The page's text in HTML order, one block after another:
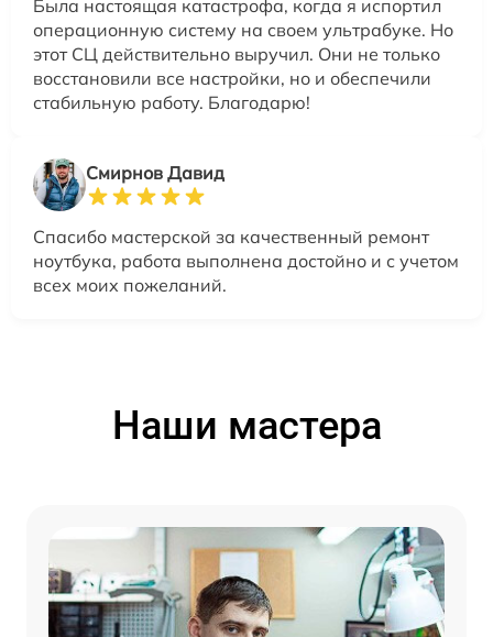
Была настоящая катастрофа, когда я испортил
операционную систему на своем ультрабуке. Но
этот СЦ действительно выручил. Они не только
восстановили все настройки, но и обеспечили
стабильную работу. Благодарю!
Смирнов Давид
Спасибо мастерской за качественный ремонт
ноутбука, работа выполнена достойно и с учетом
всех моих пожеланий.
Наши мастера